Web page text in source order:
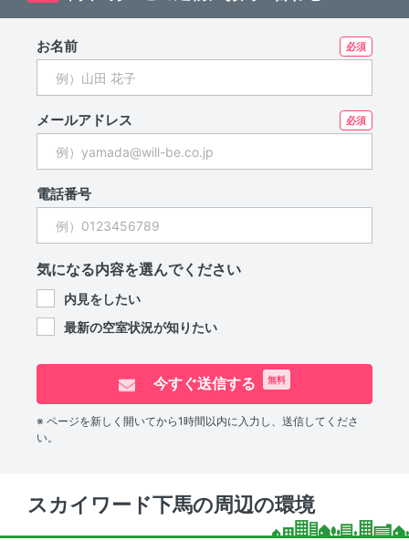
お名前
メールアドレス
電話番号
気になる内容を選んでください
内見をしたい
最新の空室状況が知りたい
今すぐ送信する 無料
※ ページを新しく開いてから1時間以内に入力し、送信してくださ
い。
スカイワード下馬の周辺の環境